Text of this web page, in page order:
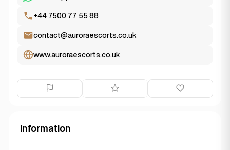
+44 7500 77 55 88
contact@auroraescorts.co.uk
www.auroraescorts.co.uk
Information